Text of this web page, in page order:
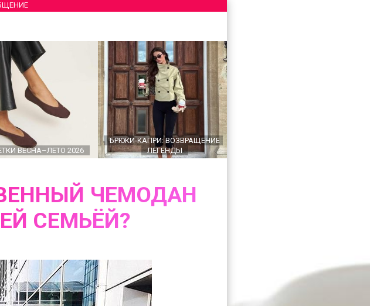
ВЕСНА–ЛЕТО 2026
БРЮКИ-КАПРИ: ВОЗВРАЩЕНИЕ
ЛЕГЕНДЫ
ЧЕМОДАН
СЕМЬЁЙ?